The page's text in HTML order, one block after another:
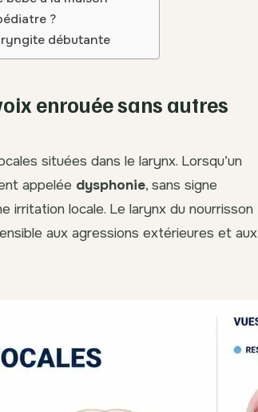
?
débutante
enrouée sans autres
situées dans le larynx. Lorsqu’un
appelée dysphonie, sans signe
irritation locale. Le larynx du nourrisson
aux agressions extérieures et aux